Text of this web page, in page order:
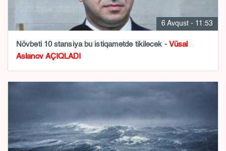
6 Avqust - 11:53
Növbəti 10 stansiya bu istiqamətdə tikiləcək - Vüsal
Aslanov AÇIQLADI